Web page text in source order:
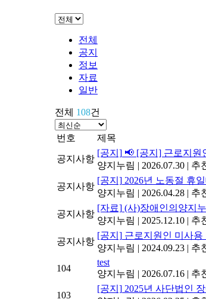
전체
공지
정보
자료
일반
전체 108건
번호 제목
공지사항
[공지] 📢 [공지] 근로지원
양지누림 | 2026.07.30 | 추
공지사항
[공지] 2026년 노동절 휴
양지누림 | 2026.04.28 | 추
공지사항
[자료] (사)장애인의양지
양지누림 | 2025.12.10 | 추
공지사항
[공지] 근로지원인 미사
양지누림 | 2024.09.23 | 추
104
test
양지누림 | 2026.07.16 | 추
103
[공지] 2025년 사단법인